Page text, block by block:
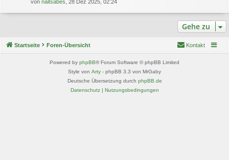
von naitsabes , 28 Dez 2025, 02:24
Gehe zu
Startseite Foren-Übersicht Kontakt
Powered by phpBB® Forum Software © phpBB Limited
Style von Arty - phpBB 3.3 von MrGaby
Deutsche Übersetzung durch phpBB.de
Datenschutz| Nutzungsbedingungen